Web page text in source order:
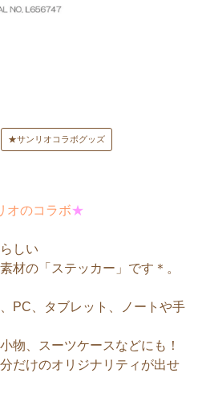
★サンリオコラボグッズ
オのコラボ★
しい
材の「ステッカー」です＊。
PC、タブレット、ノートや手
物、スーツケースなどにも！
だけのオリジナリティが出せ